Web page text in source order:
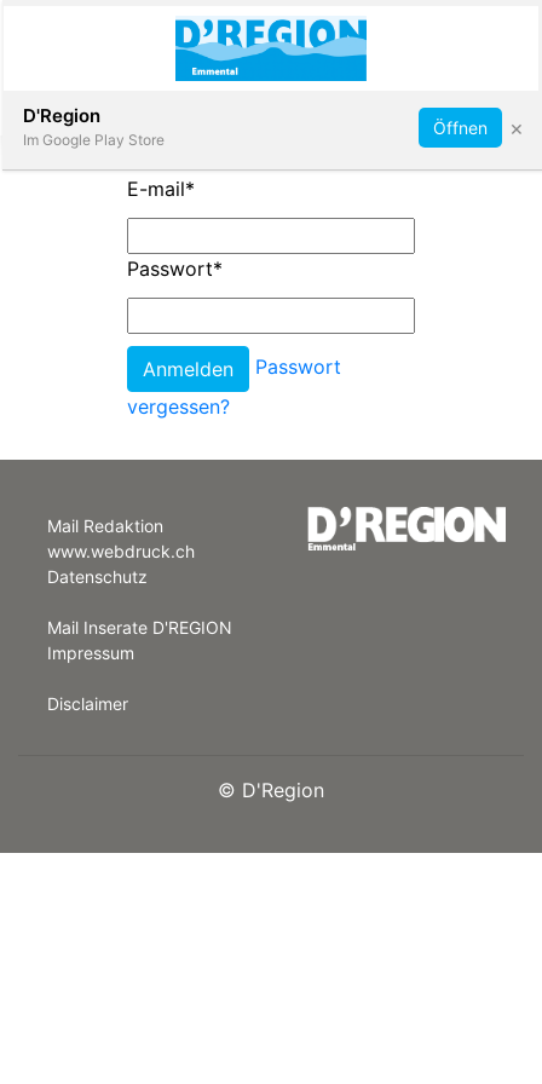
App
Abonnieren
E-mail*
Passwort*
Passwort
vergessen?
Mail Redaktion
www.webdruck.ch
Datenschutz
Mail Inserate D'REGION
Impressum
Disclaimer
© D'Region
D'Region
Im Google Play Store
Öffnen ×